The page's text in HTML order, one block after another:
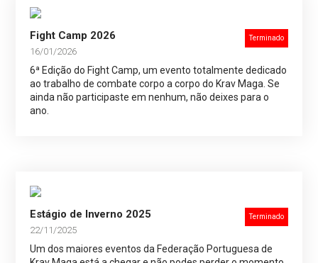
Terminado
Fight Camp 2026
16/01/2026
6ª Edição do Fight Camp, um evento totalmente dedicado
ao trabalho de combate corpo a corpo do Krav Maga. Se
ainda não participaste em nenhum, não deixes para o
ano.
Terminado
Estágio de Inverno 2025
22/11/2025
Um dos maiores eventos da Federação Portuguesa de